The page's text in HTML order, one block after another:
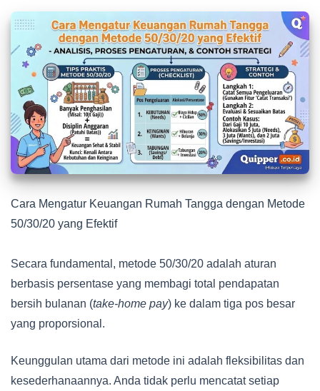
Cara Mengatur Keuangan Rumah Tangga dengan Metode
50/30/20 yang Efektif
Secara fundamental, metode 50/30/20 adalah aturan
berbasis persentase yang membagi total pendapatan
bersih bulanan (take-home pay) ke dalam tiga pos besar
yang proporsional.
Keunggulan utama dari metode ini adalah fleksibilitas dan
kesederhanaannya. Anda tidak perlu mencatat setiap